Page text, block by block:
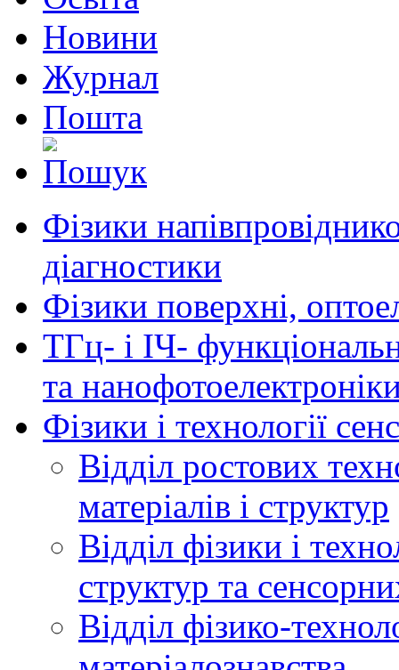
Новини
Журнал
Пошта
Фізики
діагностики
Фізики поверхні,
ТГц- і ІЧ-
та
Фізики і технології
Відділ ростових
матеріалів і структур
Відділ фізики і
структур та
Відділ фізико-